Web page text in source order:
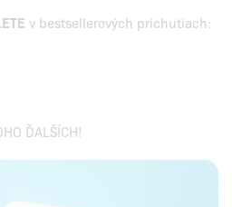
v bestsellerových príchutiach:
ĎALŠÍCH!